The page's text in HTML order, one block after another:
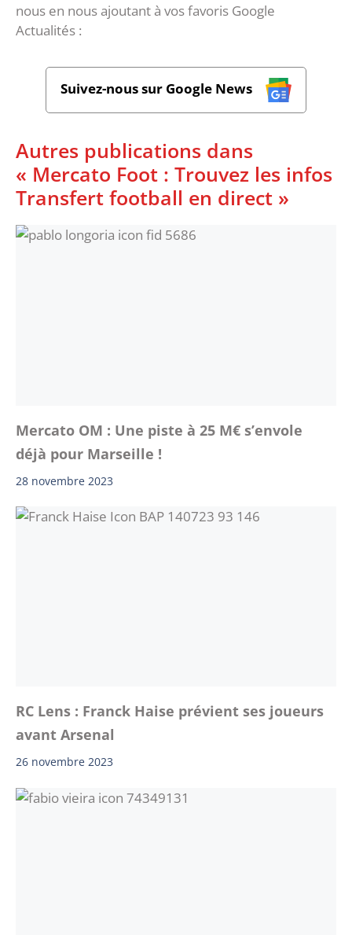
nous en nous ajoutant à vos favoris Google
Actualités :
Suivez-nous sur Google News
Autres publications dans
« Mercato Foot : Trouvez les infos
Transfert football en direct »
Mercato OM : Une piste à 25 M€ s’envole
déjà pour Marseille !
28 novembre 2023
RC Lens : Franck Haise prévient ses joueurs
avant Arsenal
26 novembre 2023